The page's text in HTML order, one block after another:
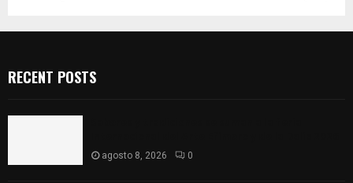
RECENT POSTS
agosto 8, 2026 0